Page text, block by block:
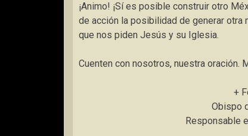
¡Animo! ¡Sí es posible construir otro
de acción la posibilidad de generar otra
que nos piden Jesús y su Iglesia.
Cuenten con nosotros, nuestra oración.
+
Obispo
Responsable